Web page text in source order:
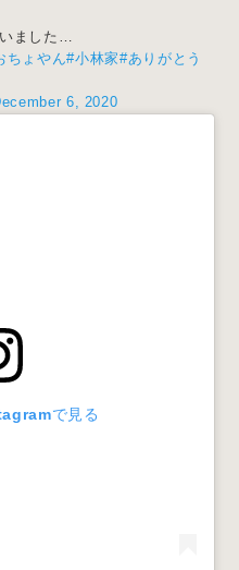
ました…
ちょやん#小林家#ありがとう
6, 2020
で見る